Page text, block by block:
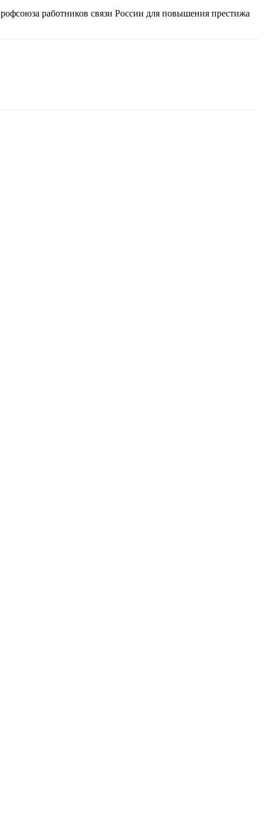
работников связи России для повышения престижа